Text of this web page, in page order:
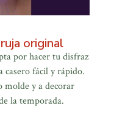
original
por hacer tu disfraz
casero fácil y rápido.
molde y a decorar
la temporada.